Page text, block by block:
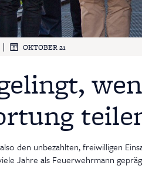
| OKTOBER 21
den unbezahlten, freiwilligen
Jahre als Feuerwehrmann